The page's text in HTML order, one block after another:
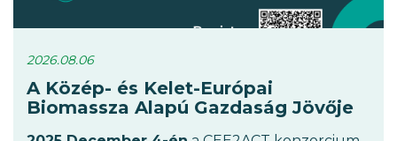
2026.08.06
A Közép- és Kelet-Európai
Biomassza Alapú Gazdaság Jövője